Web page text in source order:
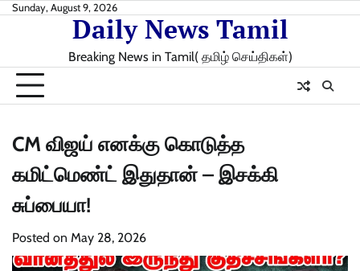
SkipSunday, August 9, 2026
Daily News Tamil
Breaking News in Tamil( தமிழ் செய்திகள்)
CM விஜய் எனக்கு கொடுத்த
கமிட்மெண்ட் இதுதான் – இசக்கி
சுப்பையா!
Posted on May 28, 2026